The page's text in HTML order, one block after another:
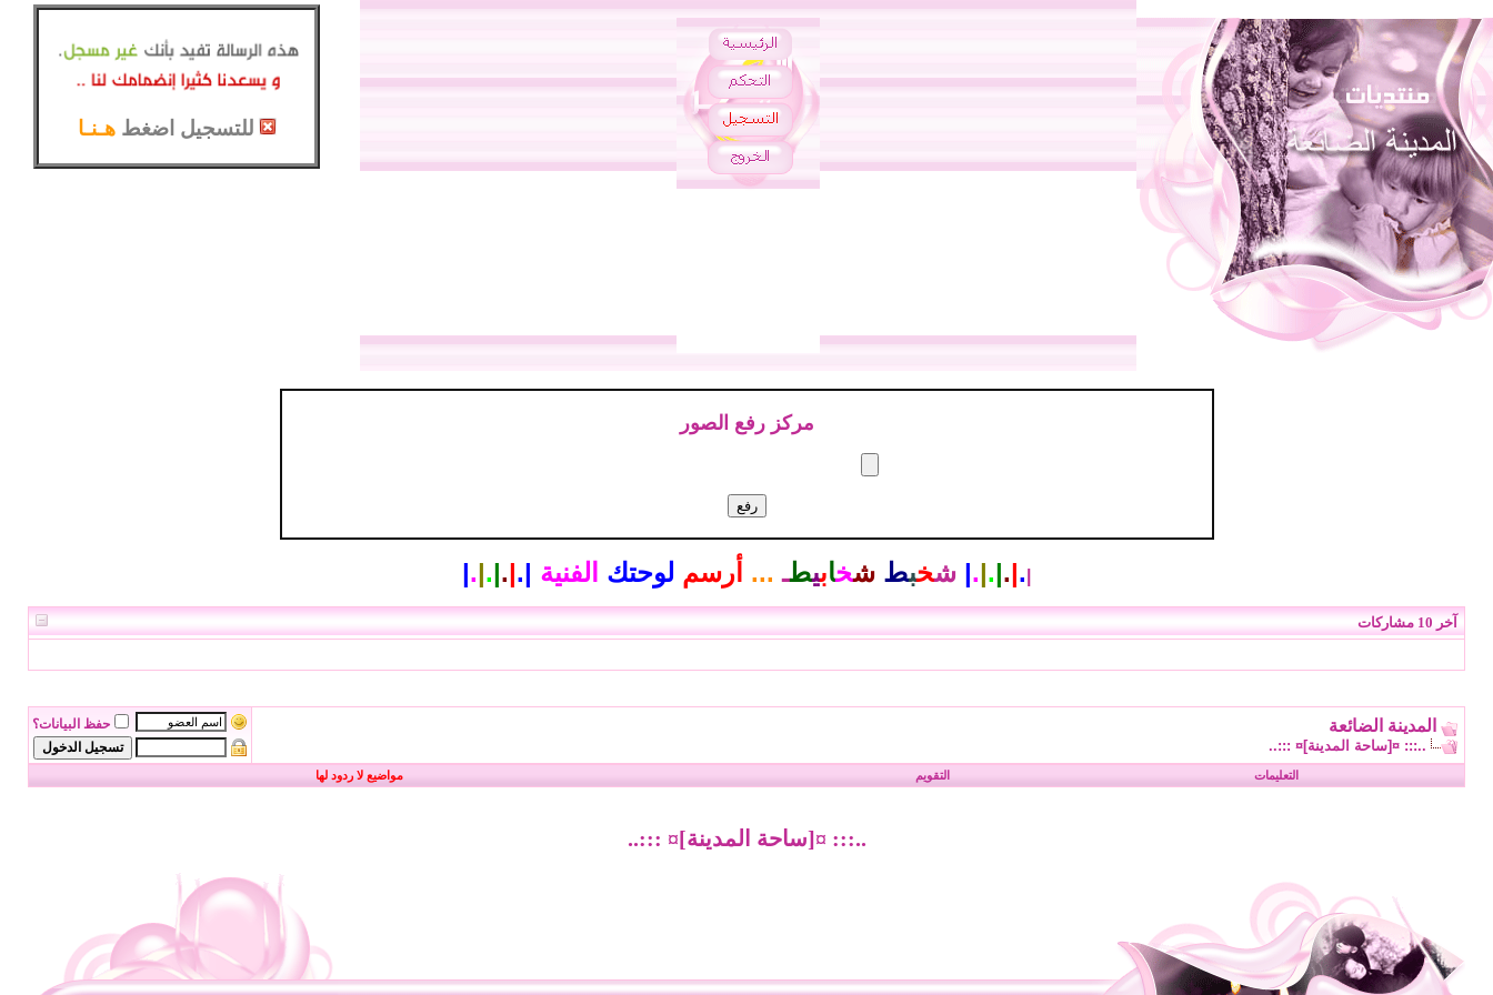
للتسجيل اضغط هـنـا
مركز رفع الصور
.
|
.
|
.
|
.
| شخبط شخابيطـ ... أرسم لوحتك الفنية |
.
|
.
|
.
|
.
|
آخر 10 مشاركات
المدينة الضائعة
..::: ¤[ساحة المدينة]¤ :::..
حفظ البيانات؟
التعليمات التقويم مواضيع لا ردود لها
..::: ¤[ساحة المدينة]¤ :::..